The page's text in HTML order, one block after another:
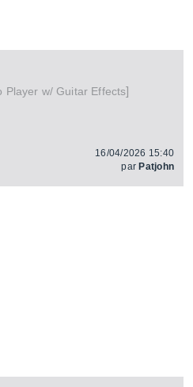
Player w/ Guitar Effects]
16/04/2026 15:40
par Patjohn